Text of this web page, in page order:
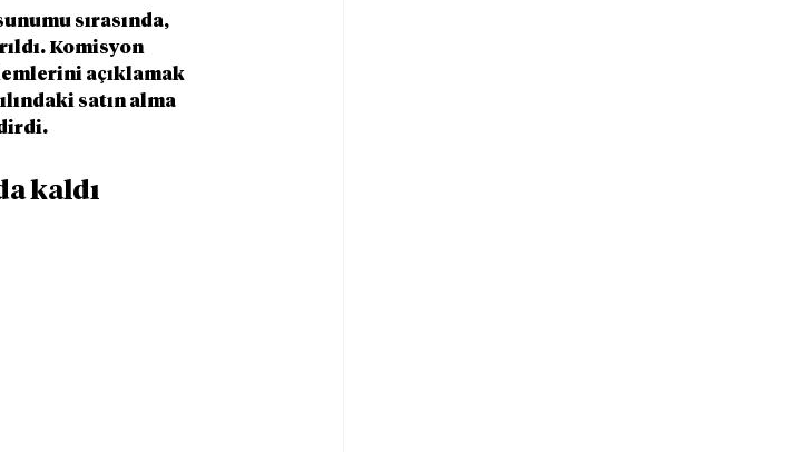
sırasında,
Komisyon
açıklamak
satın alma
kaldı